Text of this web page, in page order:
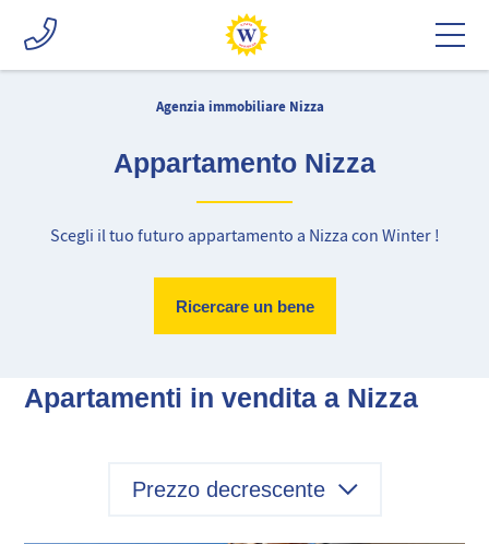
Agenzia immobiliare Nizza
Appartamento Nizza
Scegli il tuo futuro appartamento a Nizza con Winter !
Ricercare un bene
Apartamenti in vendita a Nizza
Prezzo decrescente